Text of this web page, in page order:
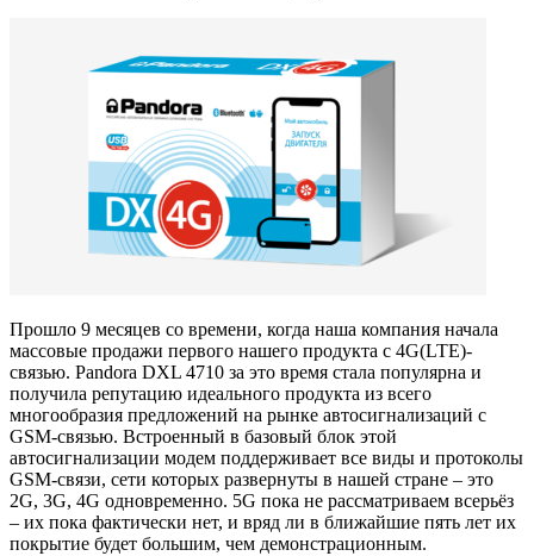
Прошло 9 месяцев со времени, когда наша компания начала
массовые продажи первого нашего продукта с 4G(LTE)-
связью. Pandora DXL 4710 за это время стала популярна и
получила репутацию идеального продукта из всего
многообразия предложений на рынке автосигнализаций с
GSM-связью. Встроенный в базовый блок этой
автосигнализации модем поддерживает все виды и протоколы
GSM-связи, сети которых развернуты в нашей стране – это
2G, 3G, 4G одновременно. 5G пока не рассматриваем всерьёз
– их пока фактически нет, и вряд ли в ближайшие пять лет их
покрытие будет большим, чем демонстрационным.